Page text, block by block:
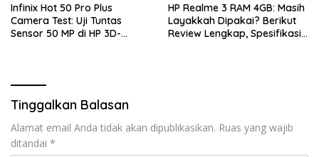
Infinix Hot 50 Pro Plus
Camera Test: Uji Tuntas
Sensor 50 MP di HP 3D-
HP Realme 3 RAM 4GB: Masih
Layakkah Dipakai? Berikut
Review Lengkap, Spesifikasi,
Tinggalkan Balasan
Alamat email Anda tidak akan dipublikasikan. Ruas yang wajib
ditandai *